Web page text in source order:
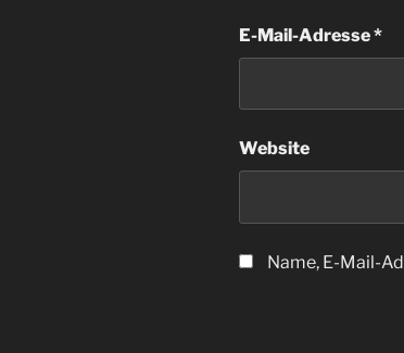
E-Mail-Adresse*
Website
Name, E-Mail-